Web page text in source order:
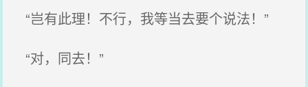
“岂有此理！不行，我等当去要个说法！”
“对，同去！”